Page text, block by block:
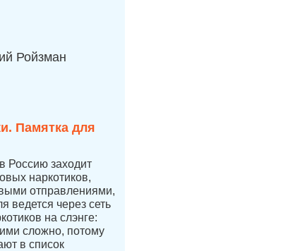
Ройзман
Памятка для
Россию заходит
наркотиков,
отправлениями,
ведется через сеть
на слэнге:
сложно, потому
в список